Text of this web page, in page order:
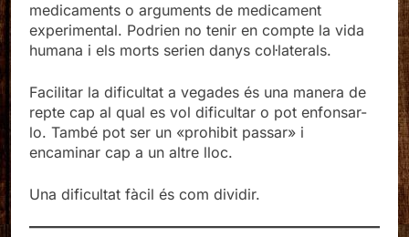
medicaments o arguments de medicament
experimental. Podrien no tenir en compte la vida
humana i els morts serien danys col·laterals.
Facilitar la dificultat a vegades és una manera de
repte cap al qual es vol dificultar o pot enfonsar-
lo. També pot ser un «prohibit passar» i
encaminar cap a un altre lloc.
Una dificultat fàcil és com dividir.